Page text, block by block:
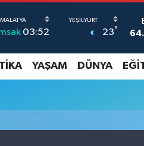
03:52 23°
YAŞAM DÜNYA